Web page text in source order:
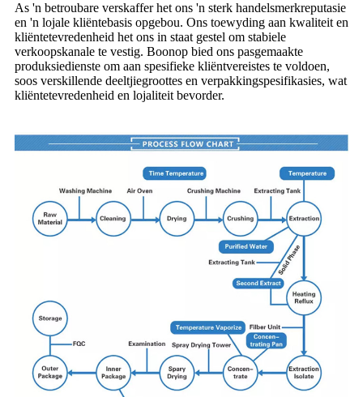
As 'n betroubare verskaffer het ons 'n sterk handelsmerkreputasie
en 'n lojale kliëntebasis opgebou. Ons toewyding aan kwaliteit en
kliëntetevredenheid het ons in staat gestel om stabiele
verkoopskanale te vestig. Boonop bied ons pasgemaakte
produksiedienste om aan spesifieke kliëntvereistes te voldoen,
soos verskillende deeltjiegroottes en verpakkingspesifikasies, wat
kliëntetevredenheid en lojaliteit bevorder.